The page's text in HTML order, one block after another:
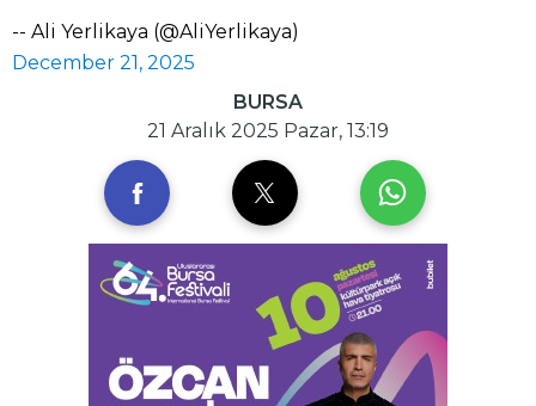
-- Ali Yerlikaya (@AliYerlikaya)
December 21, 2025
BURSA
21 Aralık 2025 Pazar, 13:19